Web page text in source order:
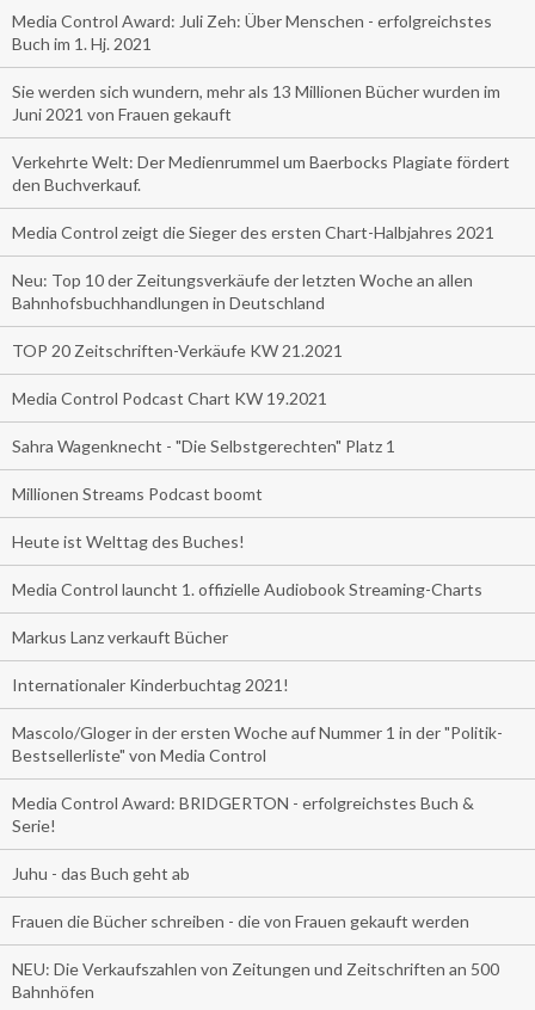
Media Control Award: Juli Zeh: Über Menschen - erfolgreichstes
Buch im 1. Hj. 2021
Sie werden sich wundern, mehr als 13 Millionen Bücher wurden im
Juni 2021 von Frauen gekauft
Verkehrte Welt: Der Medienrummel um Baerbocks Plagiate fördert
den Buchverkauf.
Media Control zeigt die Sieger des ersten Chart-Halbjahres 2021
Neu: Top 10 der Zeitungsverkäufe der letzten Woche an allen
Bahnhofsbuchhandlungen in Deutschland
TOP 20 Zeitschriften-Verkäufe KW 21.2021
Media Control Podcast Chart KW 19.2021
Sahra Wagenknecht - "Die Selbstgerechten" Platz 1
Millionen Streams Podcast boomt
Heute ist Welttag des Buches!
Media Control launcht 1. offizielle Audiobook Streaming-Charts
Markus Lanz verkauft Bücher
Internationaler Kinderbuchtag 2021!
Mascolo/Gloger in der ersten Woche auf Nummer 1 in der "Politik-
Bestsellerliste" von Media Control
Media Control Award: BRIDGERTON - erfolgreichstes Buch &
Serie!
Juhu - das Buch geht ab
Frauen die Bücher schreiben - die von Frauen gekauft werden
NEU: Die Verkaufszahlen von Zeitungen und Zeitschriften an 500
Bahnhöfen